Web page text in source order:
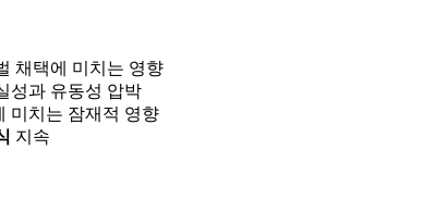
채택에 미치는 영향
성과 유동성 압박
미치는 잠재적 영향
지속